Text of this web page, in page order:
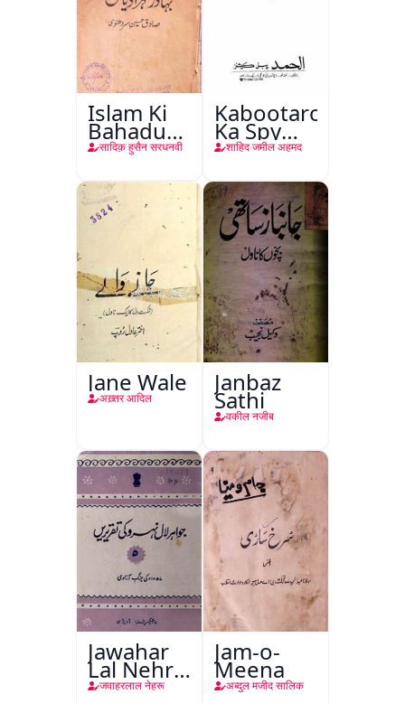
Islam Ki
Bahadur
Shahzadiyan
सादिक़ हुसैन सरधनवी
Kabootaron
Ka Spy
Plan
शाहिद जमील अहमद
Jane Wale
अख़्तर आदिल
Janbaz
Sathi
वकील नजीब
Jawahar
Lal Nehru
Kiजवाहरलाल नेहरू
Jam-o-
Meena
अब्दुल मजीद सालिक